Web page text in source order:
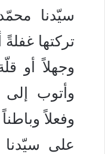
سيّدنا
تركتها غفلةً
وجهلاً أو
وأتوب إلى
وفعلاً
على